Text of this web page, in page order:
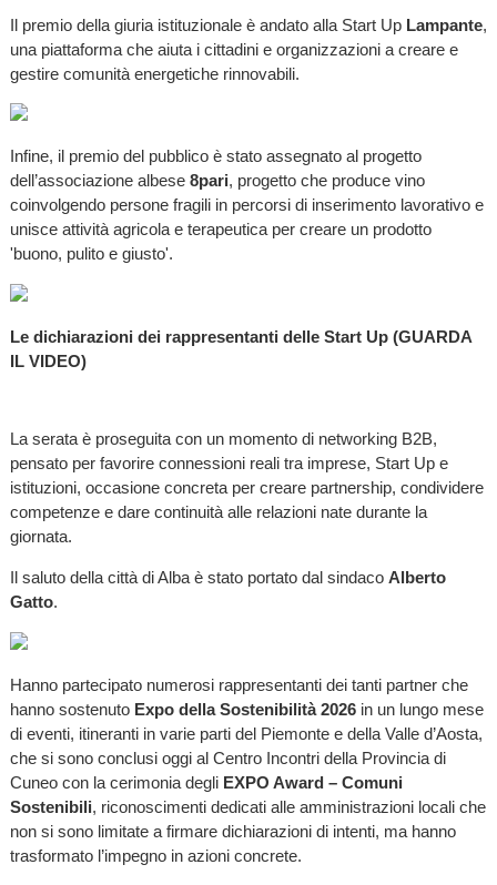
Il premio della giuria istituzionale è andato alla Start Up Lampante,
una piattaforma che aiuta i cittadini e organizzazioni a creare e
gestire comunità energetiche rinnovabili.
Infine, il premio del pubblico è stato assegnato al progetto
dell’associazione albese 8pari, progetto che produce vino
coinvolgendo persone fragili in percorsi di inserimento lavorativo e
unisce attività agricola e terapeutica per creare un prodotto
'buono, pulito e giusto'.
Le dichiarazioni dei rappresentanti delle Start Up (GUARDA
IL VIDEO)
La serata è proseguita con un momento di networking B2B,
pensato per favorire connessioni reali tra imprese, Start Up e
istituzioni, occasione concreta per creare partnership, condividere
competenze e dare continuità alle relazioni nate durante la
giornata.
Il saluto della città di Alba è stato portato dal sindaco Alberto
Gatto.
Hanno partecipato numerosi rappresentanti dei tanti partner che
hanno sostenuto Expo della Sostenibilità 2026 in un lungo mese
di eventi, itineranti in varie parti del Piemonte e della Valle d’Aosta,
che si sono conclusi oggi al Centro Incontri della Provincia di
Cuneo con la cerimonia degli EXPO Award – Comuni
Sostenibili, riconoscimenti dedicati alle amministrazioni locali che
non si sono limitate a firmare dichiarazioni di intenti, ma hanno
trasformato l’impegno in azioni concrete.